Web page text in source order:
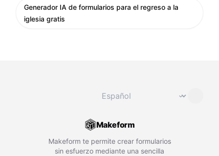
Generador IA de formularios para el regreso a la
iglesia gratis
⌄
Makeform
Makeform te permite crear formularios
sin esfuerzo mediante una sencilla